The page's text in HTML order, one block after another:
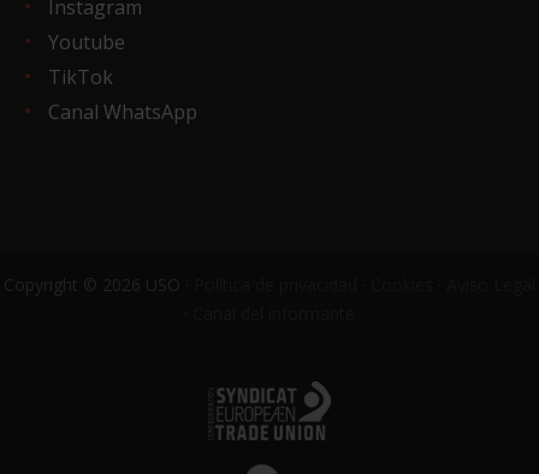
Instagram
Youtube
TikTok
Canal WhatsApp
Copyright © 2026 USO ·